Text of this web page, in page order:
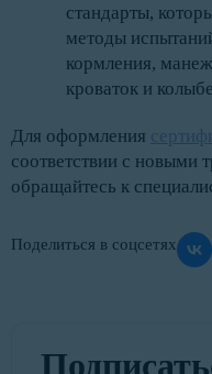
стандарты,
методы
кормления,
кроваток и
Для оформления
соответствии с
обращайтесь к
Поделиться в соцсетях